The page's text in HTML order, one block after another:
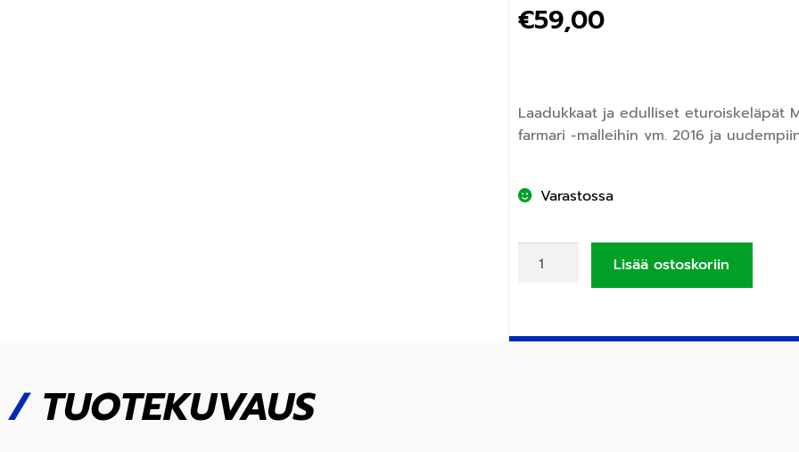
€59,00
Laadukkaat ja edulliset eturoiskeläpät
farmari -malleihin vm. 2016 ja
Varastossa
Lisää ostoskoriin
/TUOTEKUVAUS